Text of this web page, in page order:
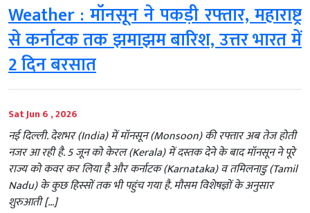
Weather : मॉनसून ने पकड़ी रफ्तार, महाराष्ट्र
से कर्नाटक तक झमाझम बारिश, उत्तर भारत में
2 दिन बरसात
Sat Jun 6 , 2026
नई दिल्ली. देशभर (India) में मॉनसून (Monsoon) की रफ्तार अब तेज होती
नजर आ रही है. 5 जून को केरल (Kerala) में दस्तक देने के बाद मॉनसून ने पूरे
राज्य को कवर कर लिया है और कर्नाटक (Karnataka) व तमिलनाडु (Tamil
Nadu) के कुछ हिस्सों तक भी पहुंच गया है. मौसम विशेषज्ञों के अनुसार
शुरुआती […]